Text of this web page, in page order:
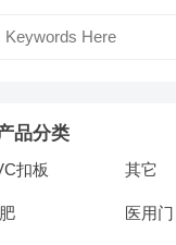
品分类
扣板 其它
医用门